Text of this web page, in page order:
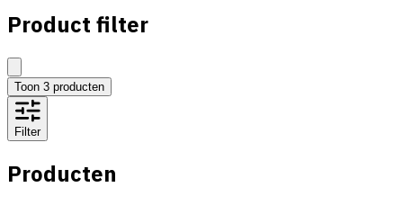
Product filter
Toon 3 producten
Filter
Producten